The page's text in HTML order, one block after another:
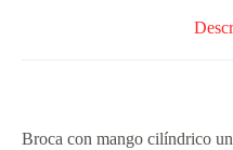
Broca con mango cilíndrico